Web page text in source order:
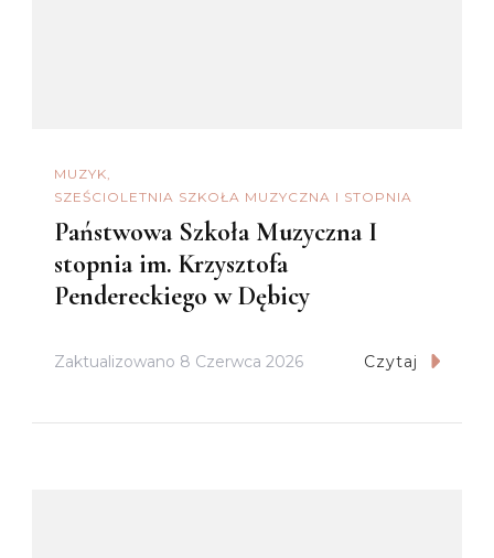
MUZYK
SZEŚCIOLETNIA SZKOŁA MUZYCZNA I STOPNIA
Państwowa Szkoła Muzyczna I
stopnia im. Krzysztofa
Pendereckiego w Dębicy
Zaktualizowano 8 Czerwca 2026 Czytaj